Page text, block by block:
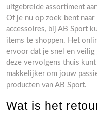
uitgebreide assortiment
Of je nu op zoek bent
accessoires, bij AB Sport
items te shoppen. Het
ervoor dat je snel en
deze vervolgens thuis
makkelijker om jouw
producten van AB Sport.
Wat is het